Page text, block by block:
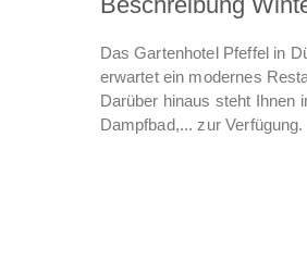
Das Gartenhotel Pfeffel in
erwartet ein modernes
Darüber hinaus steht Ihnen
Dampfbad,... zur Verfügung.